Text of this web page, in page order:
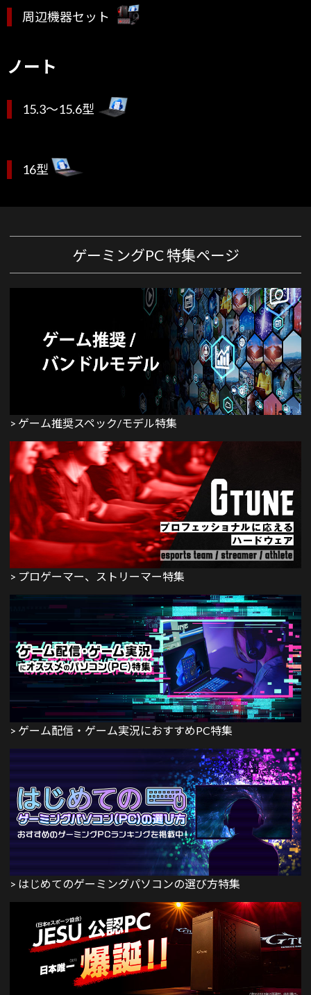
周辺機器セット
ノート
15.3～15.6型
16型
ゲーミングPC 特集ページ
> ゲーム推奨スペック/モデル特集
> プロゲーマー、ストリーマー特集
> ゲーム配信・ゲーム実況におすすめPC特集
> はじめてのゲーミングパソコンの選び方特集